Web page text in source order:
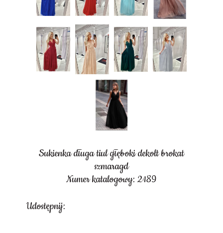
Sukienka długa tiul głęboki dekolt brokat
szmaragd
Numer katalogowy: 2189
Udostępnij: